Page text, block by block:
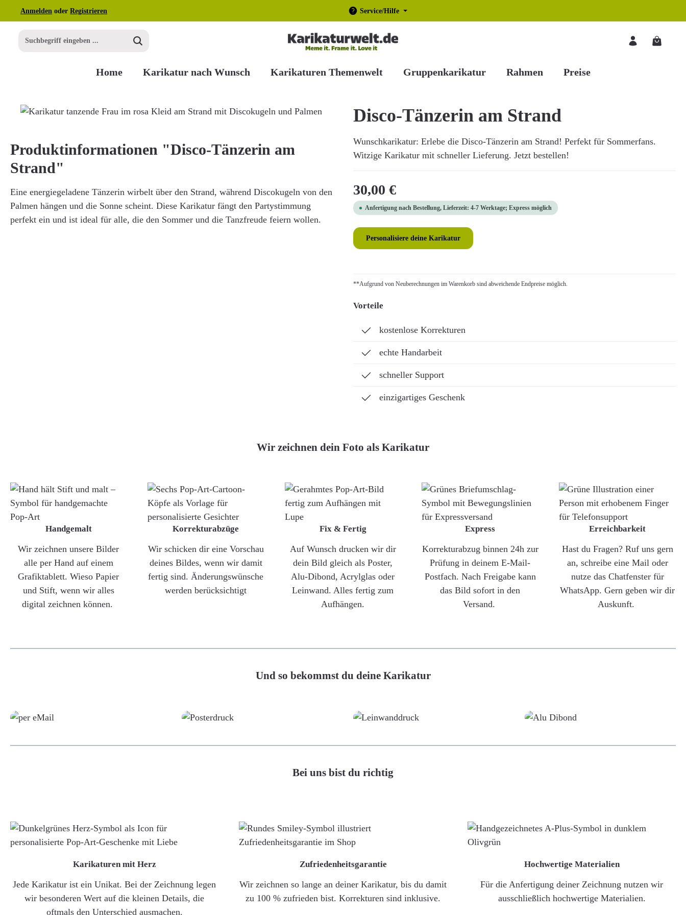
Hauptinhalt springen
Zur Suche springen
Zur Hauptnavigation springen
Anmelden oder Registrieren Service/Hilfe
Home Karikatur nach Wunsch Karikaturen Themenwelt Gruppenkarikatur Rahmen Preise
Bildergalerie überspringen Disco-Tänzerin am Strand
Wunschkarikatur: Erlebe die Disco-Tänzerin am Strand! Perfekt für Sommerfans.
Witzige Karikatur mit schneller Lieferung. Jetzt bestellen!
Regulärer Preis:
30,00 €
Anfertigung nach Bestellung, Lieferzeit: 4-7 Werktage; Express möglich
Personalisiere deine Karikatur
**Aufgrund von Neuberechnungen im Warenkorb sind abweichende Endpreise möglich.
Vorteile
kostenlose Korrekturen
echte Handarbeit
schneller Support
einzigartiges Geschenk
Produktinformationen "Disco-Tänzerin am
Strand"
Eine energiegeladene Tänzerin wirbelt über den Strand, während Discokugeln von den
Palmen hängen und die Sonne scheint. Diese Karikatur fängt den Partystimmung
perfekt ein und ist ideal für alle, die den Sommer und die Tanzfreude feiern wollen.
Wir zeichnen dein Foto als Karikatur
Handgemalt
Wir zeichnen unsere Bilder
alle per Hand auf einem
Grafiktablett. Wieso Papier
und Stift, wenn wir alles
digital zeichnen können.
Korrekturabzüge
Wir schicken dir eine Vorschau
deines Bildes, wenn wir damit
fertig sind. Änderungswünsche
werden berücksichtigt
Fix & Fertig
Auf Wunsch drucken wir dir
dein Bild gleich als Poster,
Alu-Dibond, Acrylglas oder
Leinwand. Alles fertig zum
Aufhängen.
Express
Korrekturabzug binnen 24h zur
Prüfung in deinem E-Mail-
Postfach. Nach Freigabe kann
das Bild sofort in den
Versand.
Erreichbarkeit
Hast du Fragen? Ruf uns gern
an, schreibe eine Mail oder
nutze das Chatfenster für
WhatsApp. Gern geben wir dir
Auskunft.
Und so bekommst du deine Karikatur
Bei uns bist du richtig
Karikaturen mit Herz
Jede Karikatur ist ein Unikat. Bei der Zeichnung legen
wir besonderen Wert auf die kleinen Details, die
oftmals den Unterschied ausmachen.
Zufriedenheitsgarantie
Wir zeichnen so lange an deiner Karikatur, bis du damit
zu 100 % zufrieden bist. Korrekturen sind inklusive.
Hochwertige Materialien
Für die Anfertigung deiner Zeichnung nutzen wir
ausschließlich hochwertige Materialien.